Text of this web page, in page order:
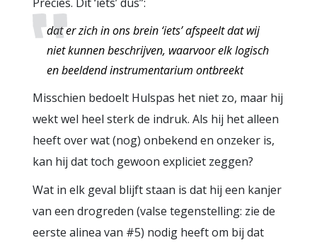
dat er zich in ons brein ‘iets’ afspeelt dat wij
niet kunnen beschrijven, waarvoor elk logisch
en beeldend instrumentarium ontbreekt
Misschien bedoelt Hulspas het niet zo, maar hij
wekt wel heel sterk de indruk. Als hij het alleen
heeft over wat (nog) onbekend en onzeker is,
kan hij dat toch gewoon expliciet zeggen?
Wat in elk geval blijft staan is dat hij een kanjer
van een drogreden (valse tegenstelling: zie de
eerste alinea van #5) nodig heeft om bij dat